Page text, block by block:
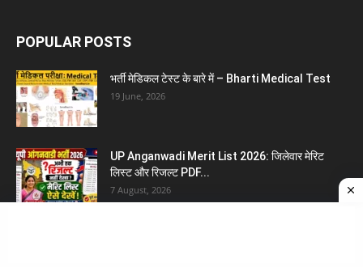
POPULAR POSTS
भर्ती मेडिकल टेस्ट के बारे में – Bharti Medical Test
19 June, 2026
UP Anganwadi Merit List 2026: जिलेवार मेरिट
लिस्ट और रिजल्ट PDF...
7 August, 2026